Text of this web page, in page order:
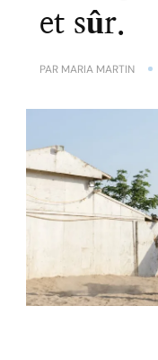
et sûr.
PAR MARIA MARTIN